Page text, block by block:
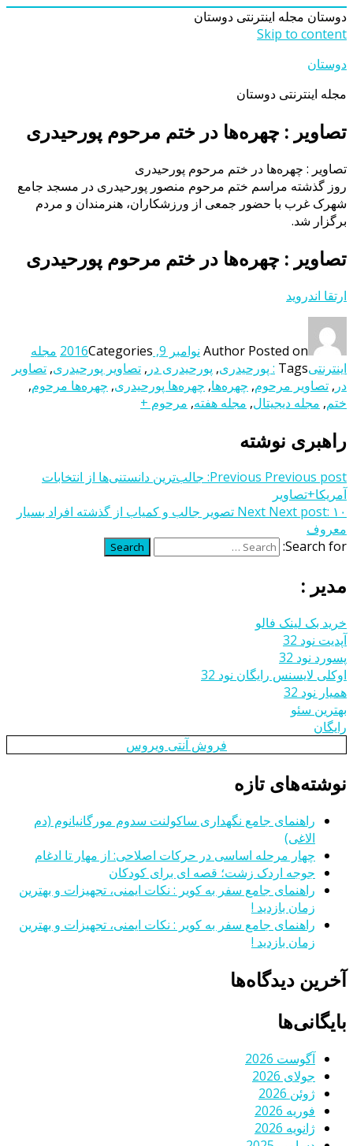
دوستان مجله اینترنتی دوستان
Skip to content
دوستان
مجله اینترنتی دوستان
تصاویر : چهره‌ها در ختم مرحوم پورحیدری
تصاویر : چهره‌ها در ختم مرحوم پورحیدری
روز گذشته مراسم ختم مرحوم منصور پورحیدری در مسجد جامع
شهرک غرب با حضور جمعی از ورزشکاران، هنرمندان و مردم
برگزار شد.
تصاویر : چهره‌ها در ختم مرحوم پورحیدری
ارتقا اندروید
Author Posted on نوامبر 9, 2016 Categories
مجله
اینترنتیTags : پورحیدری, پورحیدری در , تصاویر پورحیدری, تصاویر
در , تصاویر مرحوم, چهره‌ها, چهره‌ها پورحیدری, چهره‌ها مرحوم,
ختم, مجله دیجیتال, مجله هفته, مرحوم +
راهبری نوشته
Previous Previous post:
جالب‌ترین دانستنی‌ها از انتخابات
آمریکا+تصاویر
Next Next post:
۱۰ تصویر جالب و کمیاب از گذشته افراد بسیار
معروف
Search for:
Search
مدیر :
خرید بک لینک فالو
آپدیت نود 32
پسورد نود 32
اوکلی لایسنس رایگان نود 32
همیار نود 32
بهترین سئو
رایگان
فروش آنتی ویروس
نوشته‌های تازه
راهنمای جامع نگهداری ساکولنت سدوم مورگانیانوم (دم
الاغی)
چهار مرحله اساسی در حرکات اصلاحی: از مهار تا ادغام
جوجه اردک زشت؛ قصه ای برای کودکان
راهنمای جامع سفر به کویر : نکات ایمنی، تجهیزات و بهترین
زمان بازدید !
راهنمای جامع سفر به کویر : نکات ایمنی، تجهیزات و بهترین
زمان بازدید !
آخرین دیدگاه‌ها
بایگانی‌ها
آگوست 2026
جولای 2026
ژوئن 2026
فوریه 2026
ژانویه 2026